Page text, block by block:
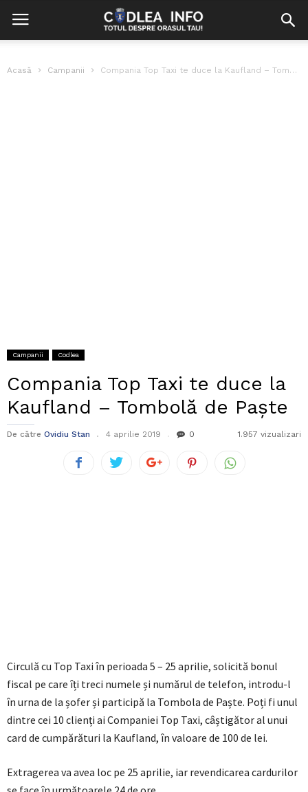
Acasă Campanii Compania Top Taxi te duce la Kaufland – Tombolă de Paște
Campanii Codlea
Compania Top Taxi te duce la
Kaufland – Tombolă de Paște
De către Ovidiu Stan 4 aprilie 2019 0 1.957 vizualizari
Circulă cu Top Taxi în perioada 5 – 25 aprilie, solicită bonul
fiscal pe care îți treci numele și numărul de telefon, introdu-l
în urna de la șofer și participă la Tombola de Paște. Poți fi unul
dintre cei 10 clienți ai Companiei Top Taxi, câștigător al unui
card de cumpărături la Kaufland, în valoare de 100 de lei.
Extragerea va avea loc pe 25 aprilie, iar revendicarea cardurilor